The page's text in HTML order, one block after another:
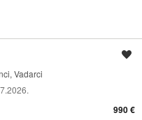
Vadarci
990 €